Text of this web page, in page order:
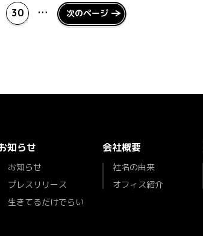
30 … 次のページ
知らせ
お知らせ
プレスリリース
生きてるだけでらい
会社概要
社名の由来
オフィス紹介